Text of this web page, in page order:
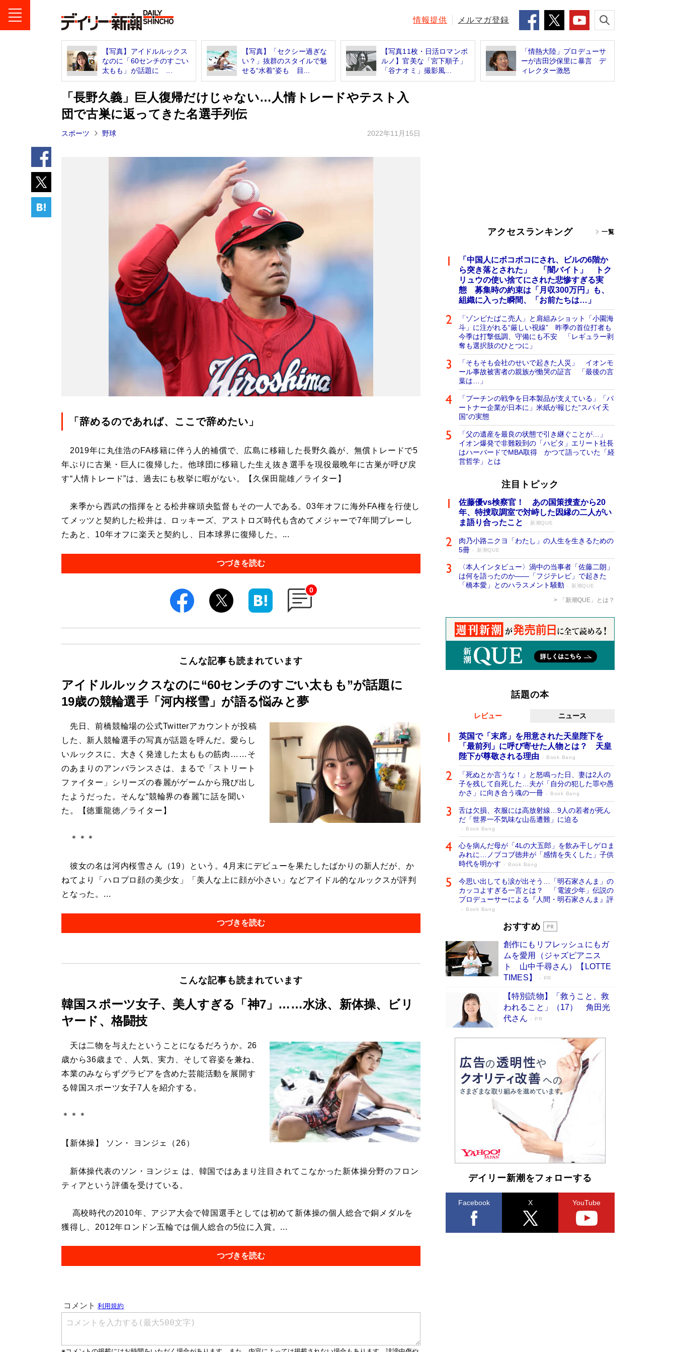
情報提供 メルマガ登録
【写真】アイドルルックス
なのに「60センチのすごい
太もも」が話題に ...
【写真】「セクシー過ぎな
い？」抜群のスタイルで魅
せる“水着”姿も 目...
【写真11枚・日活ロマンポ
ルノ】官美な「宮下順子」
「谷ナオミ」撮影風...
「情熱大陸」プロデューサ
ーが吉田沙保里に暴言 デ
ィレクター激怒
「長野久義」巨人復帰だけじゃない…人情トレードやテスト入
団で古巣に返ってきた名選手列伝
スポーツ 野球 2022年11月15日
「辞めるのであれば、ここで辞めたい」
2019年に丸佳浩のFA移籍に伴う人的補償で、広島に移籍した長野久義が、無償トレードで5
年ぶりに古巣・巨人に復帰した。他球団に移籍した生え抜き選手を現役最晩年に古巣が呼び戻
す“人情トレード”は、過去にも枚挙に暇がない。【久保田龍雄／ライター】
来季から西武の指揮をとる松井稼頭央監督もその一人である。03年オフに海外FA権を行使し
てメッツと契約した松井は、ロッキーズ、アストロズ時代も含めてメジャーで7年間プレーし
たあと、10年オフに楽天と契約し、日本球界に復帰した。...
つづきを読む
0
こんな記事も読まれています
アイドルルックスなのに“60センチのすごい太もも”が話題に
19歳の競輪選手「河内桜雪」が語る悩みと夢
先日、前橋競輪場の公式Twitterアカウントが投稿
した、新人競輪選手の写真が話題を呼んだ。愛らし
いルックスに、大きく発達した太ももの筋肉……そ
のあまりのアンバランスさは、まるで「ストリート
ファイター」シリーズの春麗がゲームから飛び出し
たようだった。そんな“競輪界の春麗”に話を聞い
た。【徳重龍徳／ライター】
＊＊＊
彼女の名は河内桜雪さん（19）という。4月末にデビューを果たしたばかりの新人だが、か
ねてより「ハロプロ顔の美少女」「美人な上に顔が小さい」などアイドル的なルックスが評判
となった。...
つづきを読む
こんな記事も読まれています
韓国スポーツ女子、美人すぎる「神7」……水泳、新体操、ビリ
ヤード、格闘技
天は二物を与えたということになるだろうか。26
歳から36歳まで 、人気、実力、そして容姿を兼ね、
本業のみならずグラビアを含めた芸能活動を展開す
る韓国スポーツ女子7人を紹介する。
＊＊＊
【新体操】 ソン・ ヨンジェ（26）
新体操代表のソン・ヨンジェ は、韓国ではあまり注目されてこなかった新体操分野のフロン
ティアという評価を受けている。
高校時代の2010年、アジア大会で韓国選手としては初めて新体操の個人総合で銅メダルを
獲得し、2012年ロンドン五輪では個人総合の5位に入賞。...
つづきを読む
アクセスランキング 一覧
「中国人にボコボコにされ、ビルの6階か
ら突き落とされた」 「闇バイト」 トク
リュウの使い捨てにされた悲惨すぎる実
態 募集時の約束は「月収300万円」も、
組織に入った瞬間、「お前たちは…」
「ゾンビたばこ売人」と肩組みショット「小園海
斗」に注がれる“厳しい視線” 昨季の首位打者も
今季は打撃低調、守備にも不安 「レギュラー剥
奪も選択肢のひとつに」
「そもそも会社のせいで起きた人災」 イオンモ
ール事故被害者の親族が慟哭の証言 「最後の言
葉は…」
「プーチンの戦争を日本製品が支えている」「パ
ートナー企業が日本に」米紙が報じた“スパイ天
国”の実態
「父の遺産を最良の状態で引き継ぐことが…」
イオン爆発で非難殺到の「ハビタ」エリート社長
はハーバードでMBA取得 かつて語っていた「経
営哲学」とは
注目トピック
佐藤優vs検察官！ あの国策捜査から20
年、特捜取調室で対峙した因縁の二人がい
ま語り合ったこと
新潮QUE
肉乃小路ニクヨ「わたし」の人生を生きるための
5冊
新潮QUE
〈本人インタビュー〉渦中の当事者「佐藤二朗」
は何を語ったのか――「フジテレビ」で起きた
「橋本愛」とのハラスメント騒動
新潮QUE
「新潮QUE」とは？
話題の本
レビュー ニュース
英国で「末席」を用意された天皇陛下を
「最前列」に呼び寄せた人物とは？ 天皇
陛下が尊敬される理由
Book Bang
「死ぬとか言うな！」と怒鳴った日、妻は2人の
子を残して自死した…夫が「自分の犯した罪や愚
かさ」に向き合う魂の一冊
Book Bang
舌は欠損、衣服には高放射線…9人の若者が死ん
だ「世界一不気味な山岳遭難」に迫る
Book Bang
心を病んだ母が「4Lの大五郎」を飲み干しゲロま
みれに…ノブコブ徳井が「感情を失くした」子供
時代を明かす
Book Bang
今思い出しても涙が出そう…「明石家さんま」の
カッコよすぎる一言とは？ 「電波少年」伝説の
プロデューサーによる『人間・明石家さんま』評
Book Bang
「『火垂るの墓』は、大嘘である」原作者
は描きたくない」監督が徹底的にこだわっ
たこと（後編） #戦争の記憶
Book Bang
「叱って伸びるやつは、褒めたらもっと伸びる」
俳優・高嶋政伸が家族に教わった“人を育てるコ
ツ”…芸への考え方を明かす
Book Bang
美輪明宏 晩年の回答を集めた『ほほえんで生き
るための人生相談』がランクイン［エンターテイ
メントベストセラー］
「宇宙兄弟」最終46巻がベストセラー1位 宇宙
開発への関心を押し上げた18年の物語に幕 特装
版には「宇宙で描かれたマンガ」も収録
Book Bang
友近氏、絶賛！ 鎌倉を舞台に、孤独を抱えた
人々が新たな一歩を踏み出す連作短篇集『海のほ
とりのプラネット』試し読み
Book Bang
おすすめ
創作にもリフレッシュにもガ
ムを愛用（ジャズピアニス
ト 山中千尋さん）【LOTTE
TIMES】
PR
【特別読物】「救うこと、救
われること」（17） 角田光
代さん
PR
デイリー新潮をフォローする
Facebook X YouTube